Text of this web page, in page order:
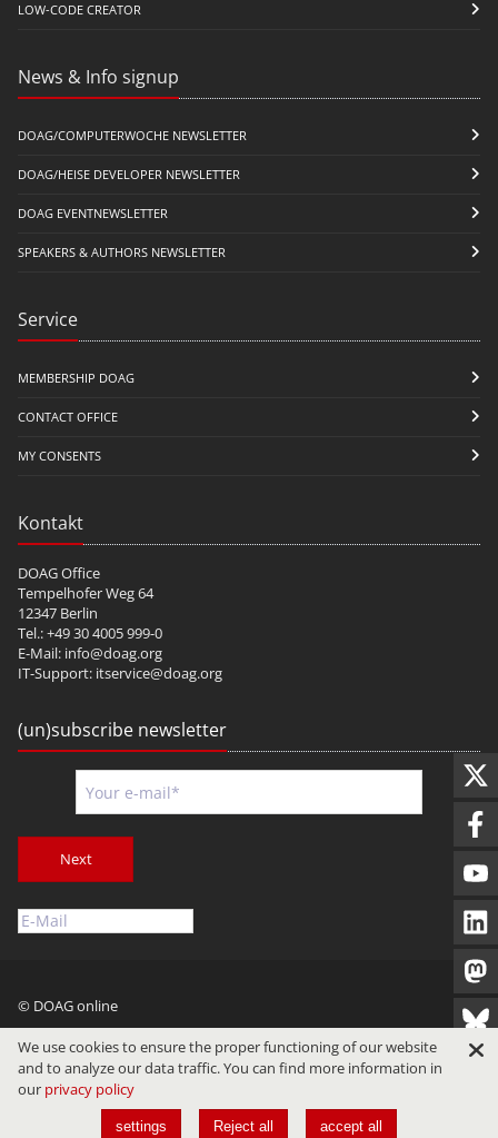
LOW-CODE CREATOR
News & Info signup
DOAG/COMPUTERWOCHE NEWSLETTER
DOAG/HEISE DEVELOPER NEWSLETTER
DOAG EVENTNEWSLETTER
SPEAKERS & AUTHORS NEWSLETTER
Service
MEMBERSHIP DOAG
CONTACT OFFICE
MY CONSENTS
Kontakt
DOAG Office
Tempelhofer Weg 64
12347 Berlin
Tel.: +49 30 4005 999-0
E-Mail: info@doag.org
IT-Support: itservice@doag.org
(un)subscribe newsletter
Next
© DOAG online
Imprint Privacy Terms of Use
We use cookies to ensure the proper functioning of our website
and to analyze our data traffic. You can find more information in
our privacy policy
settings Reject all accept all